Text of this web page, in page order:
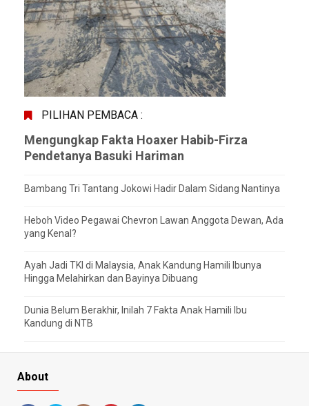
PILIHAN PEMBACA :
Mengungkap Fakta Hoaxer Habib-Firza
Pendetanya Basuki Hariman
Bambang Tri Tantang Jokowi Hadir Dalam Sidang Nantinya
Heboh Video Pegawai Chevron Lawan Anggota Dewan, Ada
yang Kenal?
Ayah Jadi TKI di Malaysia, Anak Kandung Hamili Ibunya
Hingga Melahirkan dan Bayinya Dibuang
Dunia Belum Berakhir, Inilah 7 Fakta Anak Hamili Ibu
Kandung di NTB
About